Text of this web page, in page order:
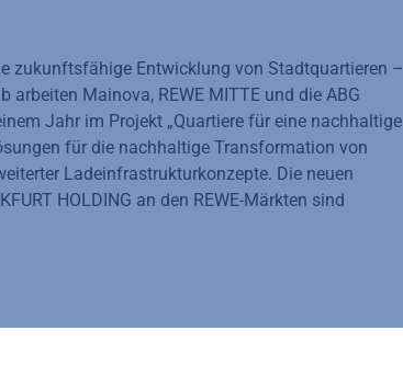
zukunftsfähige Entwicklung von Stadtquartieren –
Mainova, REWE MITTE und die ABG
Jahr im Projekt „Quartiere für eine nachhaltige
für die nachhaltige Transformation von
Ladeinfrastrukturkonzepte. Die neuen
HOLDING an den REWE-Märkten sind